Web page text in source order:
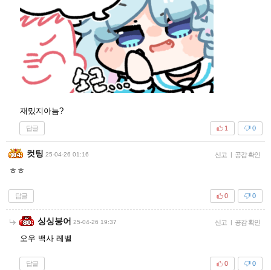
재밌지아늠?
답글 0
1
컷팅 25-04-26 01:16 신고 | 공감 확인
ㅎㅎ
답글 0
0
싱싱붕어 25-04-26 19:37 신고 | 공감 확인
오우 백사 레벨
답글 0
0